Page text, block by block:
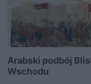
Arabski podbój
Wschodu